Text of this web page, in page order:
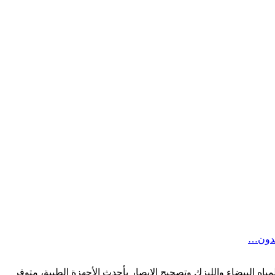
والمياه البيضاء والليزك وتصحيح الإبصار بأحدث الأجهزة الطبية، متوفر